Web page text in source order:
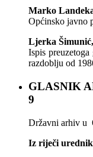
Marko
Općinsko javno
Ljerka
Ispis
razdoblju od
GLASNIK
9
Državni arhiv u
Iz riječi